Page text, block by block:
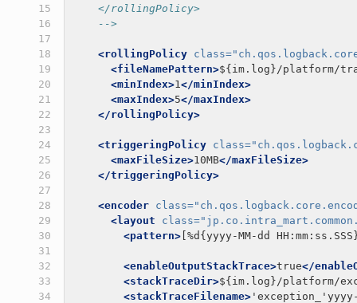
15
16
17
18
19
20
21
22
23
24
25
26
27
28
29
30
31
32
33
34
    </rollingPolicy>
    -->
<rollingPolicy class=
<fileNamePattern>${im.log}/platform/
<minIndex>1</minIndex>
<maxIndex>5</maxIndex>
</rollingPolicy>
<triggeringPolicy class=
<maxFileSize>10MB</maxFileSize>
</triggeringPolicy>
<encoder class=
<layout
class=
<pattern> [%d{yyyy-MM-dd
<enableOutputStackTrace>true</
<stackTraceDir>${im.log}/platform/
<stackTraceFilename> 'exception_'yyyy-